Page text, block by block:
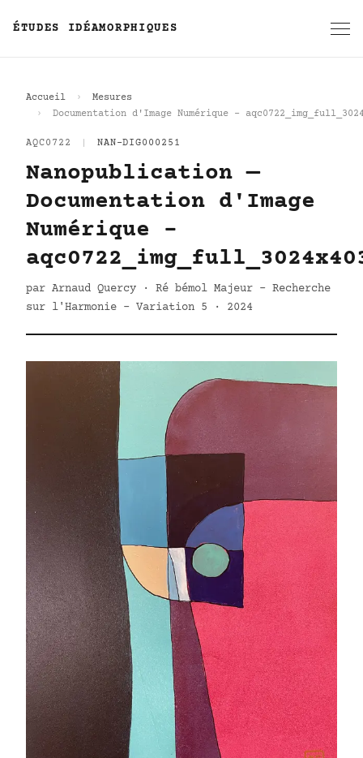
ÉTUDES IDÉAMORPHIQUES
Accueil
Mesures
Documentation d'Image Numérique -
AQC0722 NAN-DIG000251
Nanopublication —
Documentation d'Image
Numérique -
par Arnaud Quercy · Ré bémol Majeur - Recherche
sur l'Harmonie - Variation 5 · 2024